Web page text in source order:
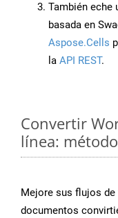
También eche
basada en
Aspose.Cells
la API REST.
Convertir
línea:
Mejore sus flujos
documentos